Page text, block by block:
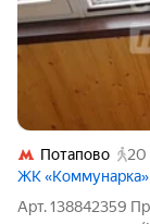
Потапово
20
ЖК «Коммунарка»
Арт. 138842359